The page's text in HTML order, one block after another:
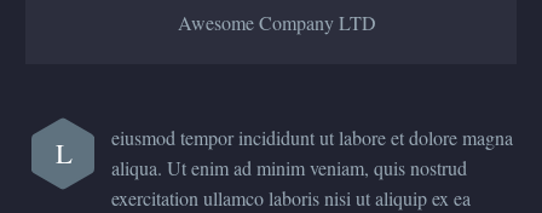
Awesome Company LTD
L
eiusmod tempor incididunt ut labore et dolore magna
aliqua. Ut enim ad minim veniam, quis nostrud
exercitation ullamco laboris nisi ut aliquip ex ea